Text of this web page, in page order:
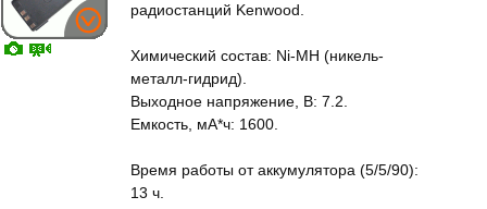
радиостанций Kenwood.
Химический состав: Ni-MH (никель-
металл-гидрид).
Выходное напряжение, В: 7.2.
Емкость, мА*ч: 1600.
Время работы от аккумулятора (5/5/90):
13 ч.